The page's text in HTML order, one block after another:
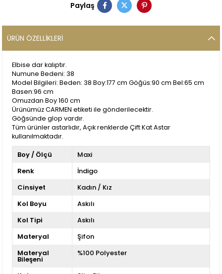
Paylaş
ÜRÜN ÖZELLIKLERI
Elbise dar kalıptır.
Numune Bedeni: 38
Model Bilgileri: Beden: 38 Boy:177 cm Göğüs:90 cm Bel:65 cm
Basen:96 cm
Omuzdan Boy 160 cm
Ürünümüz CARMEN etiketi ile gönderilecektir.
Göğsünde glop vardır.
Tüm ürünler astarlıdır, Açık renklerde Çift Kat Astar
kullanılmaktadır.
Boy / Ölçü
Maxi
Renk
İndigo
Cinsiyet
Kadın / Kız
Kol Boyu
Askılı
Kol Tipi
Askılı
Materyal
Şifon
Materyal
Bileşeni
%100 Polyester